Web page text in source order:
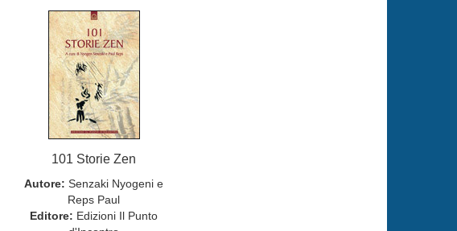
101 Storie Zen
Autore: Senzaki Nyogeni e
Reps Paul
Editore: Edizioni Il Punto